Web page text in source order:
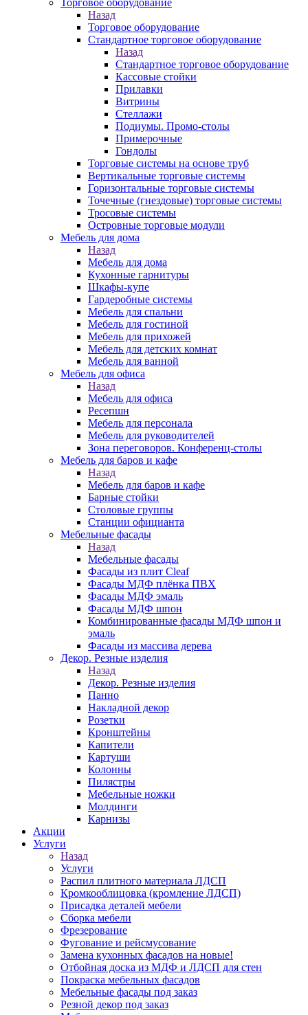
Торговое оборудование
Назад
Торговое оборудование
Стандартное торговое оборудование
Назад
Стандартное торговое оборудование
Кассовые стойки
Прилавки
Витрины
Стеллажи
Подиумы. Промо-столы
Примерочные
Гондолы
Торговые системы на основе труб
Вертикальные торговые системы
Горизонтальные торговые системы
Точечные (гнездовые) торговые системы
Тросовые системы
Островные торговые модули
Мебель для дома
Назад
Мебель для дома
Кухонные гарнитуры
Шкафы-купе
Гардеробные системы
Мебель для спальни
Мебель для гостиной
Мебель для прихожей
Мебель для детских комнат
Мебель для ванной
Мебель для офиса
Назад
Мебель для офиса
Ресепшн
Мебель для персонала
Мебель для руководителей
Зона переговоров. Конференц-столы
Мебель для баров и кафе
Назад
Мебель для баров и кафе
Барные стойки
Столовые группы
Станции официанта
Мебельные фасады
Назад
Мебельные фасады
Фасады из плит Cleaf
Фасады МДФ плёнка ПВХ
Фасады МДФ эмаль
Фасады МДФ шпон
Комбинированные фасады МДФ шпон и
эмаль
Фасады из массива дерева
Декор. Резные изделия
Назад
Декор. Резные изделия
Панно
Накладной декор
Розетки
Кронштейны
Капители
Картуши
Колонны
Пилястры
Мебельные ножки
Молдинги
Карнизы
Акции
Услуги
Назад
Услуги
Распил плитного материала ЛДСП
Кромкооблицовка (кромление ЛДСП)
Присадка деталей мебели
Сборка мебели
Фрезерование
Фугование и рейсмусование
Замена кухонных фасадов на новые!
Отбойная доска из МДФ и ЛДСП для стен
Покраска мебельных фасадов
Мебельные фасады под заказ
Резной декор под заказ